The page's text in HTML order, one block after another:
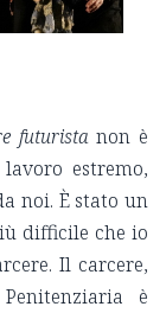
futuristanon è
estremo,
noi. È stato un
difficile che io
Il carcere,
è